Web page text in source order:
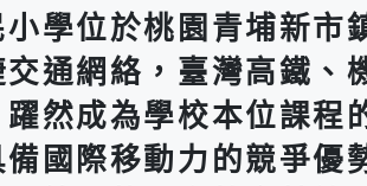
小學位於桃園青埔新市
交通網絡，臺灣高鐵、
躍然成為學校本位課程
備國際移動力的競爭優